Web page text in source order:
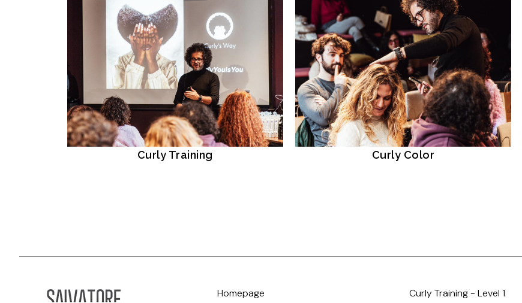
Curly Training Curly Color
Homepage Curly Training - Level 1